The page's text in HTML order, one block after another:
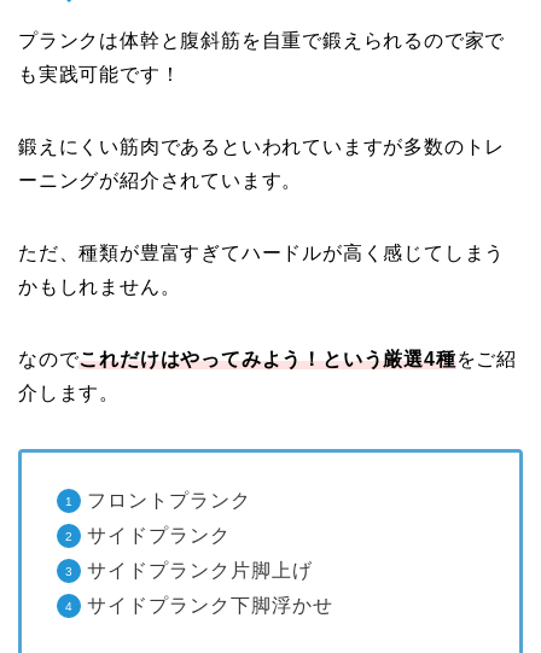
プランクは体幹と腹斜筋を自重で鍛えられるので家で
も実践可能です！
鍛えにくい筋肉であるといわれていますが多数のトレ
ーニングが紹介されています。
ただ、種類が豊富すぎてハードルが高く感じてしまう
かもしれません。
なのでこれだけはやってみよう！という厳選4種をご紹
介します。
フロントプランク
サイドプランク
サイドプランク片脚上げ
サイドプランク下脚浮かせ